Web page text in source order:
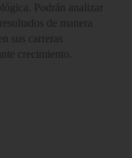
Podrán analizar
de manera
sus carreras
crecimiento.